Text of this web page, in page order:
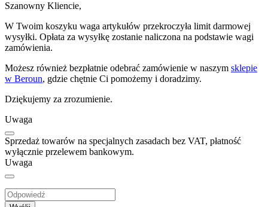
Szanowny Kliencie,
W Twoim koszyku waga artykułów przekroczyła limit darmowej
wysyłki. Opłata za wysyłkę zostanie naliczona na podstawie wagi
zamówienia.
Możesz również bezpłatnie odebrać zamówienie w naszym sklepie
w Beroun, gdzie chętnie Ci pomożemy i doradzimy.
Dziękujemy za zrozumienie.
Uwaga
Sprzedaż towarów na specjalnych zasadach bez VAT, płatność
wyłącznie przelewem bankowym.
Uwaga